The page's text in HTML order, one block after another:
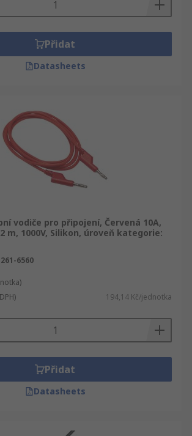
den. RS nabízí široký
z oblasti IT, Zkušební a
dále Zkušební vodiče
elektrické a průmyslové
si celou nabídku sekce IT,
Přidat
Datasheets
vodiče pro připojení, Červená 10A,
m, 1000V, Silikon, úroveň kategorie:
261-6560
194,14 Kč/jednotka
Přidat
Datasheets